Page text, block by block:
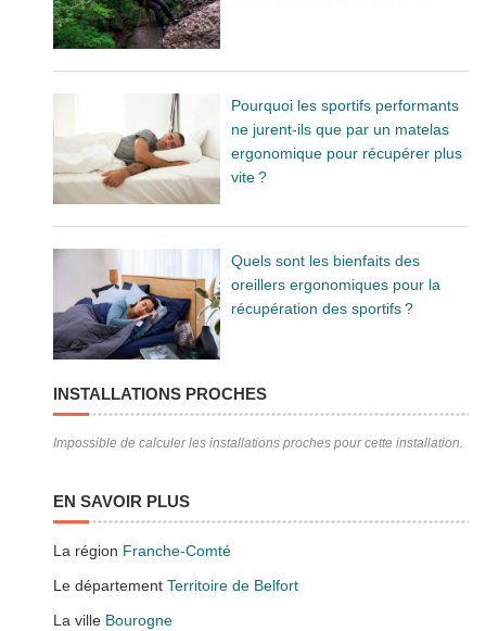
Pourquoi les sportifs performants
ne jurent-ils que par un matelas
ergonomique pour récupérer plus
vite ?
Quels sont les bienfaits des
oreillers ergonomiques pour la
récupération des sportifs ?
INSTALLATIONS PROCHES
Impossible de calculer les installations proches pour cette installation.
EN SAVOIR PLUS
La région Franche-Comté
Le départementTerritoire de Belfort
La ville Bourogne